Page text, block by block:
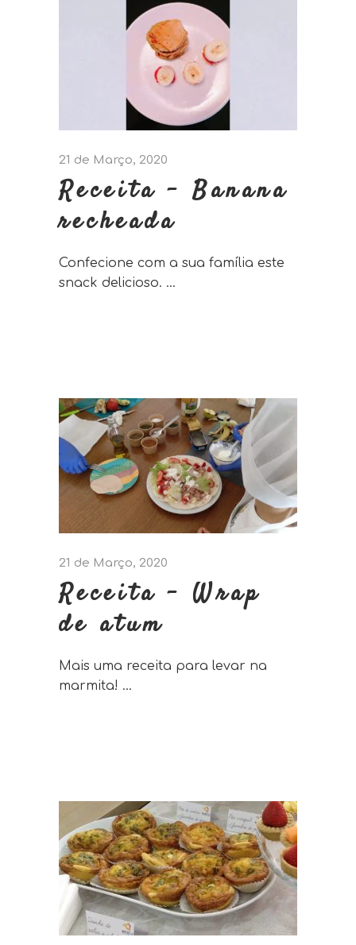
21 de Março, 2020
Receita – Banana
recheada
Confecione com a sua família este
snack delicioso.
21 de Março, 2020
Receita – Wrap
de atum
Mais uma receita para levar na
marmita!